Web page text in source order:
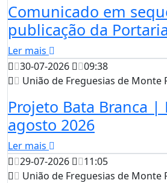
Comunicado em
publicação da
Ler mais
30-07-2026
09:38
União de Freguesias de Monte
Projeto Bata Branca |
agosto 2026
Ler mais
29-07-2026
11:05
União de Freguesias de Monte